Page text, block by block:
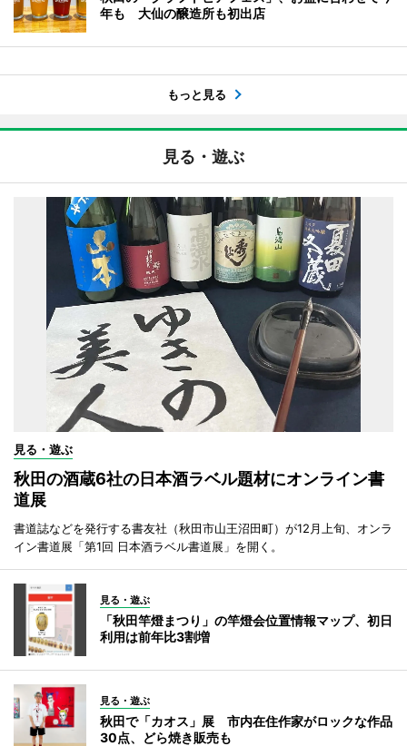
年も 大仙の醸造所も初出店
もっと見る
見る・遊ぶ
見る・遊ぶ
秋田の酒蔵6社の日本酒ラベル題材にオンライン書
道展
書道誌などを発行する書友社（秋田市山王沼田町）が12月上旬、オンラ
イン書道展「第1回 日本酒ラベル書道展」を開く。
見る・遊ぶ
「秋田竿燈まつり」の竿燈会位置情報マップ、初日
利用は前年比3割増
見る・遊ぶ
秋田で「カオス」展 市内在住作家がロックな作品
30点、どら焼き販売も